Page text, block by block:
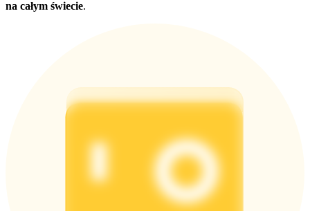
na całym świecie.